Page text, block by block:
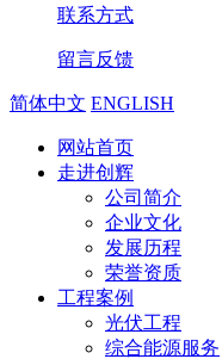
联系方式
留言反馈
简体中文 ENGLISH
网站首页
走进创辉
公司简介
企业文化
发展历程
荣誉资质
工程案例
光伏工程
综合能源服务